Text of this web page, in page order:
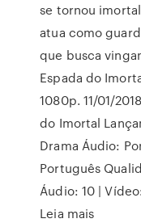
se tornou
atua como
que busca
Espada do
1080p. 11/01/
do Imortal
Drama Áudio:
Português
Áudio: 10 |
Leia mais